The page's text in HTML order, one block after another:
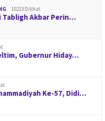
10223 Dilihat
Tabligh Akbar Perin…
Gubernur Hiday…
Ke-57, Didi…